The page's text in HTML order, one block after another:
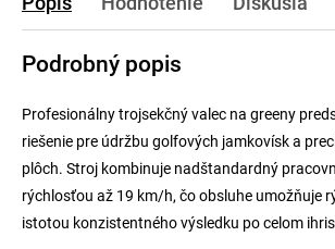
Podrobný popis
Profesionálny trojsekčný valec na greeny
riešenie pre údržbu golfových jamkovísk a
plôch. Stroj kombinuje nadštandardný
rýchlosťou až 19 km/h, čo obsluhe umožňuje
istotou konzistentného výsledku po celom